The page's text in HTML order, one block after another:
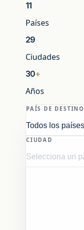
11
Países
29
Ciudades
30+
Años
PAÍS DE DESTINO
CIUDAD